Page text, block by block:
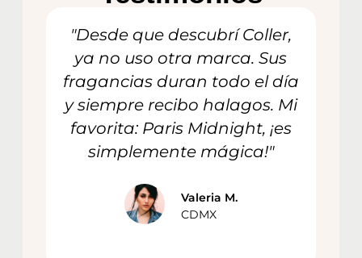
"Desde que descubrí Coller,
ya no uso otra marca. Sus
fragancias duran todo el día
y siempre recibo halagos. Mi
favorita: Paris Midnight, ¡es
simplemente mágica!"
Valeria M.
CDMX